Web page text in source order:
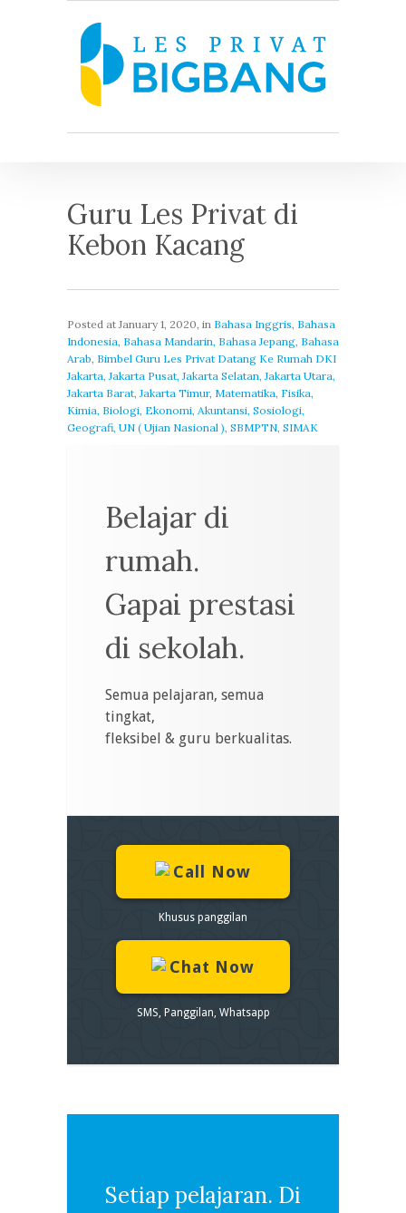
Guru Les Privat di
Kebon Kacang
Posted atJanuary 1, 2020, in Bahasa Inggris, Bahasa
Indonesia, Bahasa Mandarin, Bahasa Jepang, Bahasa
Arab, Bimbel Guru Les Privat Datang Ke Rumah DKI
Jakarta, Jakarta Pusat, Jakarta Selatan, Jakarta Utara,
Jakarta Barat, Jakarta Timur, Matematika, Fisika,
Kimia, Biologi, Ekonomi, Akuntansi, Sosiologi,
Geografi, UN ( Ujian Nasional ), SBMPTN, SIMAK
Belajar di
rumah.
Gapai prestasi
di sekolah.
Semua pelajaran, semua
tingkat,
fleksibel & guru berkualitas.
Call Now
Khusus panggilan
Chat Now
SMS, Panggilan, Whatsapp
Setiap pelajaran. Di